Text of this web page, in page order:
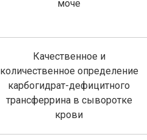
моче
Качественное и
количественное определение
карбогидрат-дефицитного
трансферрина в сыворотке
крови